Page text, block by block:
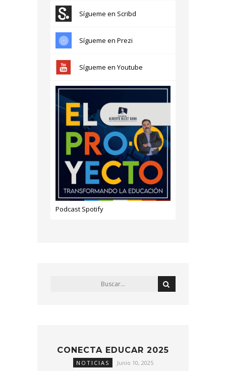
Sígueme en Scribd
Sígueme en Prezi
Sígueme en Youtube
Podcast Spotify
CONECTA EDUCAR 2025
NOTICIAS Junio 10, 2025